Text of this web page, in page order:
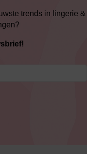
trends in lingerie &